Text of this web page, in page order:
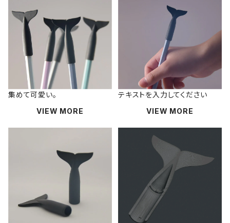
集めて可愛い。
VIEW MORE
テキストを入力してください
VIEW MORE